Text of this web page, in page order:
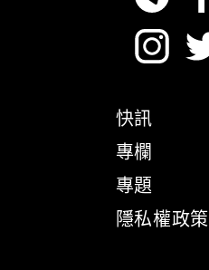
快訊
專欄
專題
隱私權政策